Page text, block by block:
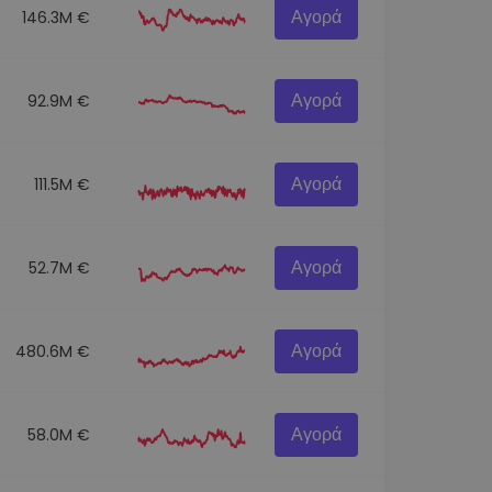
146.3M € Αγορά
92.9M € Αγορά
111.5M € Αγορά
52.7M € Αγορά
480.6M € Αγορά
58.0M € Αγορά